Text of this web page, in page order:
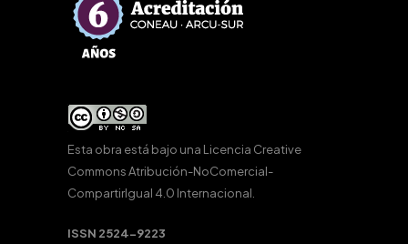
Esta obra está bajo una Licencia Creative
Commons Atribución-NoComercial-
CompartirIgual 4.0 Internacional
ISSN 2524-9223